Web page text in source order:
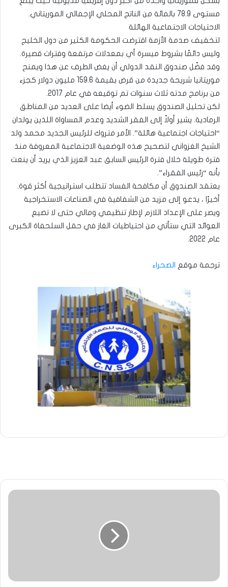
مستوى 78.9 بالمائة من الناتج المحلي الإجمالي الموريتاني.
الاحتياجات الاجتماعية الهائلة
لتخفيف صدمة الأزمة اقترضت الحكومة الكثير من دول الخليج
وليس دائمًا بشروط ميسرة أي بمعدلات مرتفعة وفترات قصيرة.
وقد فضّل صندوق النقد الدولي أن يغض الطرف عن هذا ويمنح
موريتانيا شريحة جديدة من قرض بقيمة 159.6 مليون دولار كجزء
من برنامج مدته ثلاث سنوات تم توقيعه في عام 2017.
لكن تحليل الصندوق يسلط الضوء أيضا على العديد من المناطق
الرمادية. يشير أولاً إلى الفقر الشديد وعدم المساواة اللذين يولدان
“احتياجات اجتماعية هائلة”. الأمر متروك للرئيس الجديد محمد ولد
الشيخ الغزواني لتصحيح هذه الوضعية الاجتماعية المعروفة منذ
فترة طويلة خلال فترة الرئيس السابق عبد العزيز الذي يريد أن ينعت
بأنه “رئيس الفقراء”.
يعتقد الصندوق أن مكافحة الفساد تتطلب استراتيجية أكثر قوة.
أخيرًا ، يدعو إلى مزيد من الشفافية في الصناعات الاستخراجية
ويصر على الإعداد اللازم لإطار تنظيمي ومالي حتى لا تضيع
العوائد التي ستأتي من احتياطيات الغاز في حقل السلحفاة الكبرى
عام 2022.
ترجمة موقع الصحراء